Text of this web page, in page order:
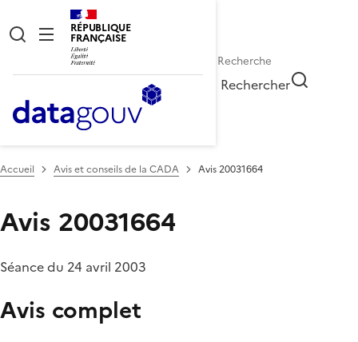
RÉPUBLIQUE
FRANÇAISE
Rechercher
Accueil Avis et conseils de la CADA Avis 20031664
Avis 20031664
Séance du 24 avril 2003
Avis complet